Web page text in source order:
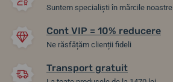
Suntem specialiști în mărcile noastre
Cont VIP = 10% reducere
Ne răsfățăm clienții fideli
Transport gratuit